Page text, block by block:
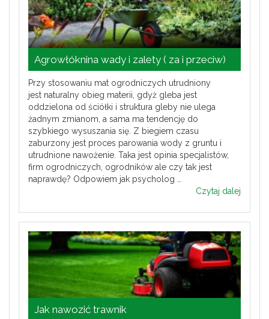
Agrowłóknina wady i zalety ( za i przeciw)
Przy stosowaniu mat ogrodniczych utrudniony
jest naturalny obieg materii, gdyż gleba jest
oddzielona od ściółki i struktura gleby nie ulega
żadnym zmianom, a sama ma tendencję do
szybkiego wysuszania się. Z biegiem czasu
zaburzony jest proces parowania wody z gruntu i
utrudnione nawożenie. Taka jest opinia specjalistów,
firm ogrodniczych, ogrodników ale czy tak jest
naprawdę? Odpowiem jak psycholog …
Czytaj dalej
Jak nawozić trawnik